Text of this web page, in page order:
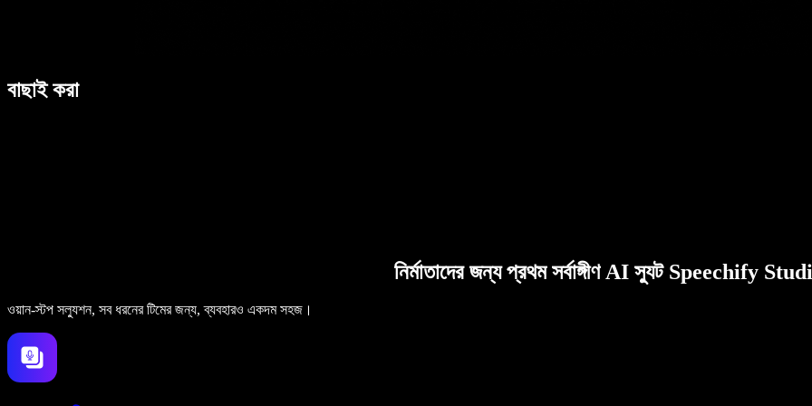
বাছাই করা
নির্মাতাদের জন্য প্রথম সর্বাঙ্গীণ AI স্যুট Speechify
ওয়ান-স্টপ সল্যুশন, সব ধরনের টিমের জন্য, ব্যবহারও একদম সহজ।